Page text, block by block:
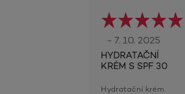
- 7. 10. 2025
HYDRATAČNÍ
KRÉM S SPF 30
Hydratační krém